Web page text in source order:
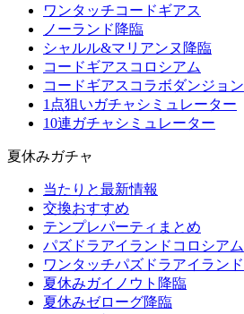
ワンタッチコードギアス
ノーランド降臨
シャルル&マリアンヌ降臨
コードギアスコロシアム
コードギアスコラボダンジョン
1点狙いガチャシミュレーター
10連ガチャシミュレーター
夏休みガチャ
当たりと最新情報
交換おすすめ
テンプレパーティまとめ
パズドラアイランドコロシアム
ワンタッチパズドラアイランド
夏休みガイノウト降臨
夏休みゼローグ降臨